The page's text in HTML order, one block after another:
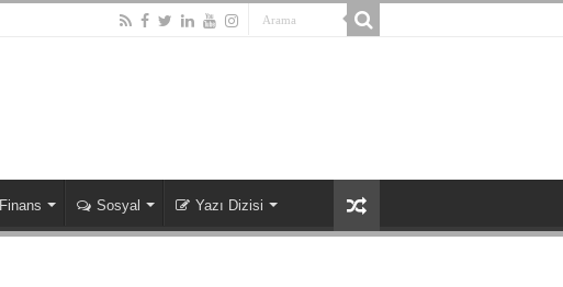
Finans Sosyal Yazı Dizisi